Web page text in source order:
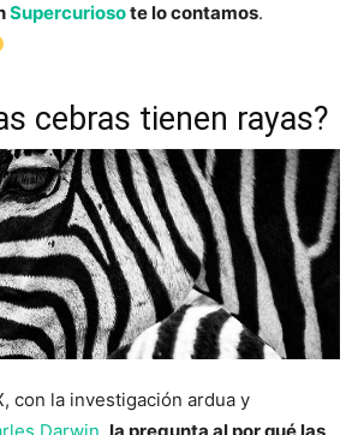
Supercuriosote lo contamos.
cebras tienen rayas?
con la investigación ardua y